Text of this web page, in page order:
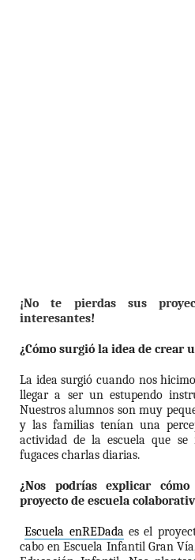
¡No te pierdas sus
interesantes!
¿Cómo surgió la idea de crear
La idea surgió cuando nos
llegar a ser un estupendo
Nuestros alumnos son muy
y las familias tenían una
actividad de la escuela que
fugaces charlas diarias.
¿Nos podrías explicar
proyecto de escuela
Escuela enREDadaes el
cabo en Escuela Infantil Gran